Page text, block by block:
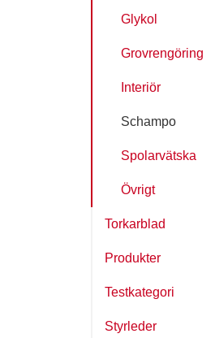
Glykol
Grovrengöring
Interiör
Schampo
Spolarvätska
Övrigt
Torkarblad
Produkter
Testkategori
Styrleder